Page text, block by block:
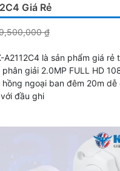
Giá Rẻ
₫
A2112C4 là sản phẩm giá rẻ
giải 2.0MP FULL HD
đầu ghi